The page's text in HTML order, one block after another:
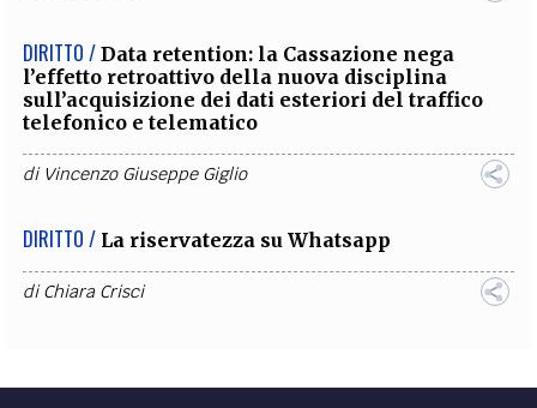
DIRITTO / Data retention: la Cassazione nega
l’effetto retroattivo della nuova disciplina
sull’acquisizione dei dati esteriori del traffico
telefonico e telematico
di Vincenzo Giuseppe Giglio
DIRITTO / La riservatezza su Whatsapp
diChiara Crisci